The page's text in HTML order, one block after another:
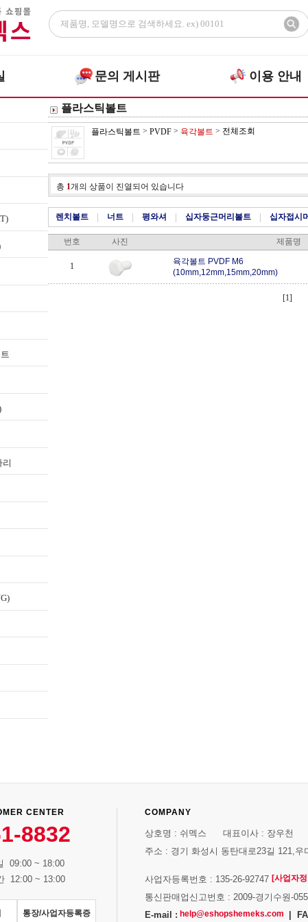
문의 게시판 이용 안내
리
플라스틱볼트
플라스틱볼트 > PVDF > 육각볼트 > 전체조회
총 1개의 상품이 진열되어 있습니다
렌치볼트 너트 평와셔 십자둥근머리볼트 십자접시
번호 사진 제품명
1
육각볼트 PVDF M6
(10mm,12mm,15mm,20mm)
[1]
CENTER
8832
~ 18:00
12:00 ~ 13:00
통장/사업자등록증
COMPANY
상호명 : 쉬멕스 대표이사 : 장우천
주소 : 경기 화성시 동탄대로23길 121,우
사업자등록번호 : 135-26-92747 [사업자
통신판매업신고번호 : 2009-경기수원-
E-mail : help@eshopshemeks.com |